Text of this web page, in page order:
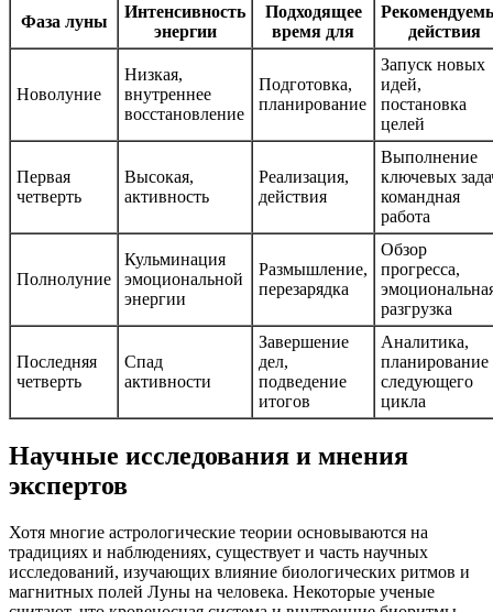
Фаза луны
Интенсивность
энергии
Подходящее
время для
действия
Новолуние
Низкая,
внутреннее
восстановление
Подготовка,
планирование
Запуск новых
идей,
постановка
целей
Первая
четверть
Высокая,
активность
Реализация,
действия
Выполнение
ключевых
командная
работа
Полнолуние
Кульминация
эмоциональной
энергии
Размышление,
перезарядка
Обзор
прогресса,
разгрузка
Последняя
четверть
Спад
активности
Завершение
дел,
подведение
итогов
Аналитика,
планирование
следующего
цикла
Научные исследования и мнения
экспертов
Хотя многие астрологические теории основываются на
традициях и наблюдениях, существует и часть научных
исследований, изучающих влияние биологических ритмов и
магнитных полей Луны на человека. Некоторые ученые